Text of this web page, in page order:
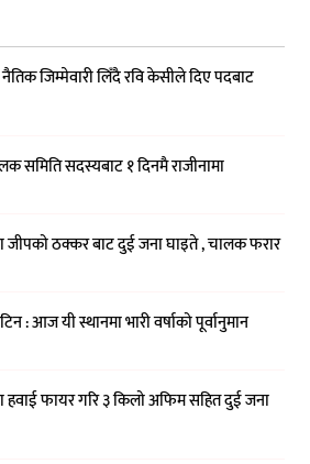
जिम्मेवारी लिँदै रवि केसीले दिए पदबाट
समिति सदस्यबाट १ दिनमै राजीनामा
जीपको ठक्कर बाट दुई जना घाइते , चालक फरार
: आज यी स्थानमा भारी वर्षाको पूर्वानुमान
हवाई फायर गरि ३ किलो अफिम सहित दुई जना